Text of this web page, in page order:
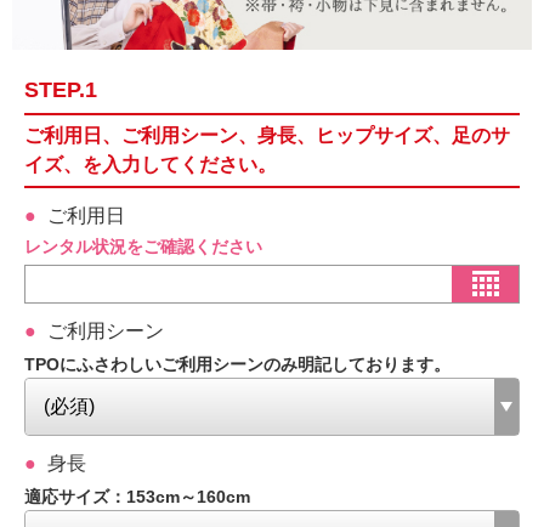
STEP.1
ご利用日、ご利用シーン、身長、ヒップサイズ、足のサ
イズ、を入力してください。
ご利用日
レンタル状況をご確認ください
ご利用シーン
TPOにふさわしいご利用シーンのみ明記しております。
身長
適応サイズ：153cm～160cm